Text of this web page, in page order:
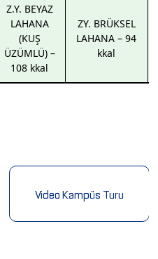
Z.Y. BEYAZ
LAHANA
(KUŞ
ÜZÜMLÜ) –
108 kkal
ZY. BRÜKSEL
LAHANA – 94
kkal
Video Kampüs Turu